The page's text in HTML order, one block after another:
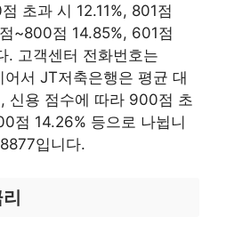
초과 시 12.11%, 801점
~800점 14.85%, 601점
. 고객센터 전화번호는
서 JT저축은행은 평균 대
신용 점수에 따라 900점 초
점 14.26% 등으로 나뉩니
입니다.